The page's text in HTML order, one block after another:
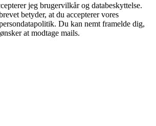
jeg brugervilkår og databeskyttelse.
betyder, at du accepterer vores
Du kan nemt framelde dig,
at modtage mails.